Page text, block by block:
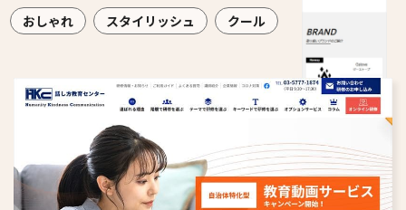
おしゃれ スタイリッシュ クール